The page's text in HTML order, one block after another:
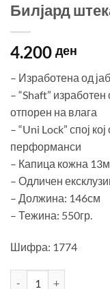
Билјард
4.200 ден
– Изработена од
– “Shaft”
отпорен на влага
– “Uni Lock” спој
перформанси
– Капица кожна
– Одличен
– Должина: 146см
– Тежина: 550гр.
Шифра: 1774